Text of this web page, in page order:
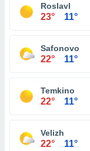
Roslavl
23° 11°
Safonovo
22° 11°
Temkino
22° 11°
Velizh
22° 11°